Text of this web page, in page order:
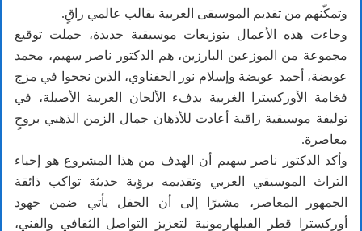
وتمكّنهم من تقديم الموسيقى العربية بقالب عالمي راقٍ.
وجاءت هذه الأعمال بتوزيعات موسيقية جديدة، حملت توقيع
مجموعة من الموزعين البارزين، هم الدكتور ناصر سهيم، محمد
عويضة، أحمد عويضة وإسلام نور الحفناوي، الذين نجحوا في مزج
فخامة الأوركسترا الغربية بدفء الألحان العربية الأصيلة، في
توليفة موسيقية راقية أعادت للأذهان جمال الزمن الذهبي بروحٍ
معاصرة.
وأكد الدكتور ناصر سهيم أن الهدف من هذا المشروع هو إحياء
التراث الموسيقي العربي وتقديمه برؤية حديثة تواكب ذائقة
الجمهور المعاصر، مشيرًا إلى أن الحفل يأتي ضمن جهود
أوركسترا قطر الفيلهارمونية لتعزيز التواصل الثقافي والفني،